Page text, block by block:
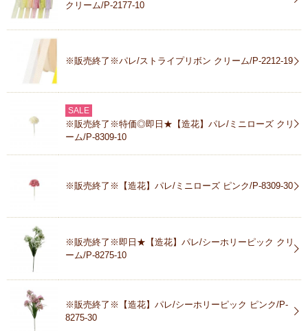
クリーム/P-2177-10
※販売終了※パレ/ストライプリボン クリーム/P-2212-19
SALE
※販売終了※特価◎即日★【造花】パレ/ミニローズ クリ
ーム/P-8309-10
※販売終了※【造花】パレ/ミニローズ ピンク/P-8309-30
※販売終了※即日★【造花】パレ/シーホリーピック クリ
ーム/P-8275-10
※販売終了※【造花】パレ/シーホリーピック ピンク/P-
8275-30